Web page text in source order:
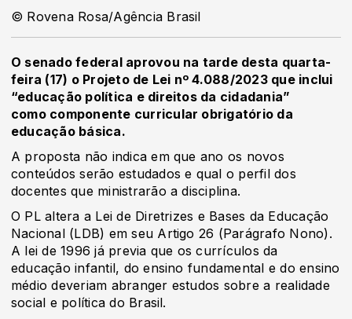
© Rovena Rosa/Agência Brasil
O senado federal aprovou na tarde desta quarta-
feira (17) o Projeto de Lei nº 4.088/2023 que inclui
“educação política e direitos da cidadania”
como componente curricular obrigatório da
educação básica.
A proposta não indica em que ano os novos
conteúdos serão estudados e qual o perfil dos
docentes que ministrarão a disciplina.
O PL altera a Lei de Diretrizes e Bases da Educação
Nacional (LDB) em seu Artigo 26 (Parágrafo Nono).
A lei de 1996 já previa que os currículos da
educação infantil, do ensino fundamental e do ensino
médio deveriam abranger estudos sobre a realidade
social e política do Brasil.